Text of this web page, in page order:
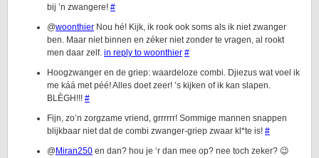
bij ’n zwangere! #
@woonthier Nou hé! Kijk, ik rook ook soms als ik niet zwanger
ben. Maar niet binnen en zéker niet zonder te vragen, al rookt
men daar zelf. in reply to woonthier #
Hoogzwanger en de griep: waardeloze combi. Djiezus wat voel ik
me káá met péé! Alles doet zeer! ’s kijken of ik kan slapen.
BLÈGH!!! #
Fijn, zo’n zorgzame vriend, grrrrrr! Sommige mannen snappen
blijkbaar niet dat de combi zwanger-griep zwaar kl*te is! #
@ Miran250 en dan? hou je ‘r dan mee op? nee toch zeker? 😉